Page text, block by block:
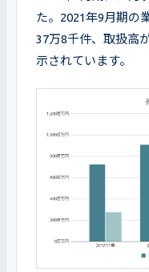
た。2021年9月期の
37万8千件、取扱高
示されています。